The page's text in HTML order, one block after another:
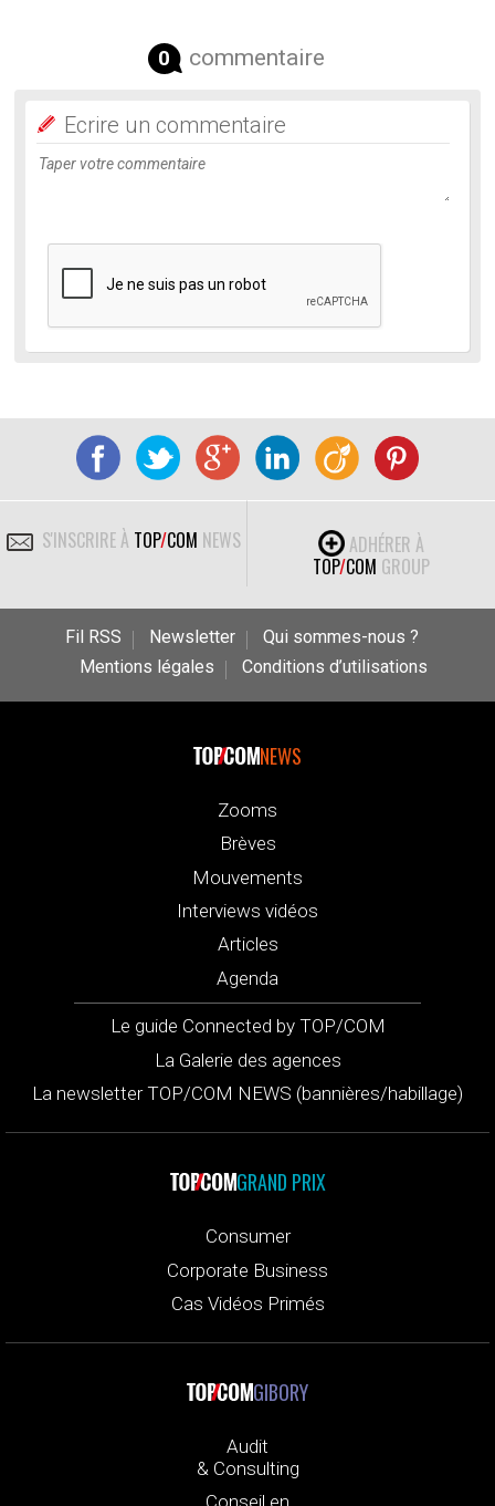
0 commentaire
Ecrire un commentaire
S'INSCRIRE À TOP/COM NEWS
ADHÉRER À
TOP/COM GROUP
Fil RSS Newsletter
Qui sommes-nous ?
Mentions légales
Conditions d’utilisations
NEWS
Zooms
Brèves
Mouvements
Interviews vidéos
Articles
Agenda
Le guide Connected by TOP/COM
La Galerie des agences
La newsletter TOP/COM NEWS (bannières/habillage)
GRAND PRIX
Consumer
Corporate Business
Cas Vidéos Primés
GIBORY
Audit
& Consulting